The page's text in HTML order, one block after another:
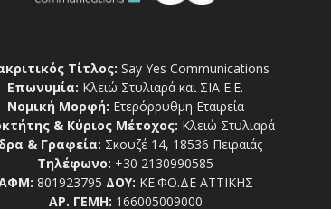
Τίτλος: Say Yes Communications
Επωνυμία: Κλειώ Στυλιαρά και ΣΙΑ Ε.Ε.
Νομική Μορφή: Ετερόρρυθμη Εταιρεία
& Κύριος Μέτοχος: Κλειώ Στυλιαρά
& Γραφεία: Σκουζέ 14, 18536 Πειραιάς
Τηλέφωνο: +30 2130990585
801923795 ΔΟΥ: ΚΕ.ΦΟ.ΔΕ ΑΤΤΙΚΗΣ
ΑΡ. ΓΕΜΗ: 166005009000